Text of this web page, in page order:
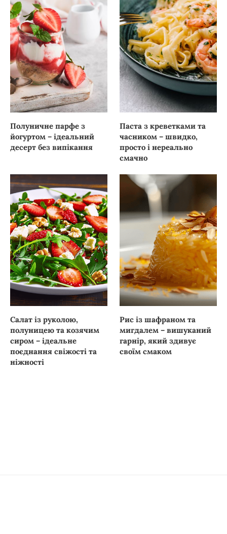
Полуничне парфе з
йогуртом – ідеальний
десерт без випікання
Паста з креветками та
часником – швидко,
просто і нереально
смачно
Салат із руколою,
полуницею та козячим
сиром – ідеальне
поєднання свіжості та
ніжності
Рис із шафраном та
мигдалем – вишуканий
гарнір, який здивує
своїм смаком